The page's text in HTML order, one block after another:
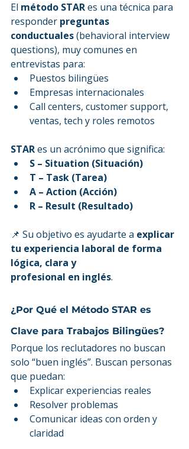
El método STAR es una técnica para
responder preguntas
conductuales (behavioral interview
questions), muy comunes en
entrevistas para:
Puestos bilingües
Empresas internacionales
Call centers, customer support,
ventas, tech y roles remotos
STAR es un acrónimo que significa:
S – Situation (Situación)
T – Task (Tarea)
A – Action (Acción)
R – Result (Resultado)
📌 Su objetivo es ayudarte a explicar
tu experiencia laboral de forma
lógica, clara y
profesional en inglés.
¿Por Qué el Método STAR es
Clave para Trabajos Bilingües?
Porque los reclutadores no buscan
solo “buen inglés”. Buscan personas
que puedan:
Explicar experiencias reales
Resolver problemas
Comunicar ideas con orden y
claridad